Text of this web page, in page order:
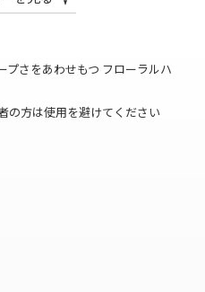
プさをあわせもつ フローラルハ
の方は使用を避けてください